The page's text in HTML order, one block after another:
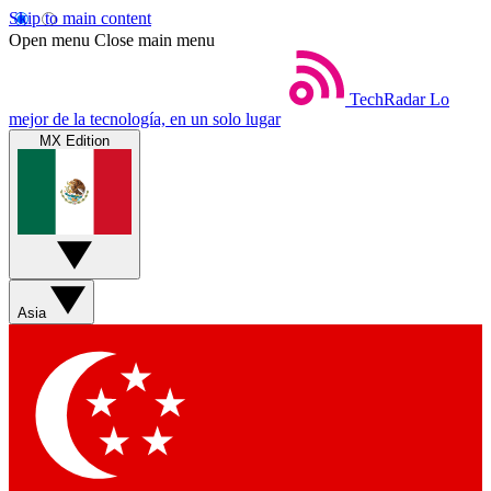
Skip to main content
Open menu Close main menu
TechRadar Lo
mejor de la tecnología, en un solo lugar
MX Edition
Asia